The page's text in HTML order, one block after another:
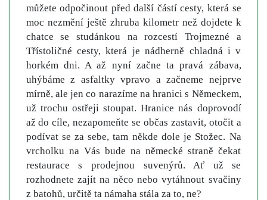
můžete odpočinout před další částí cesty, která se
moc nezmění ještě zhruba kilometr než dojdete k
chatce se studánkou na rozcestí Trojmezné a
Třístoličné cesty, která je nádherně chladná i v
horkém dni. A až nyní začne ta pravá zábava,
uhýbáme z asfaltky vpravo a začneme nejprve
mírně, ale jen co narazíme na hranici s Německem,
už trochu ostřeji stoupat. Hranice nás doprovodí
až do cíle, nezapomeňte se občas zastavit, otočit a
podívat se za sebe, tam někde dole je Stožec. Na
vrcholku na Vás bude na německé straně čekat
restaurace s prodejnou suvenýrů. Ať už se
rozhodnete zajít na něco nebo vytáhnout svačiny
z batohů, určitě ta námaha stála za to, ne?